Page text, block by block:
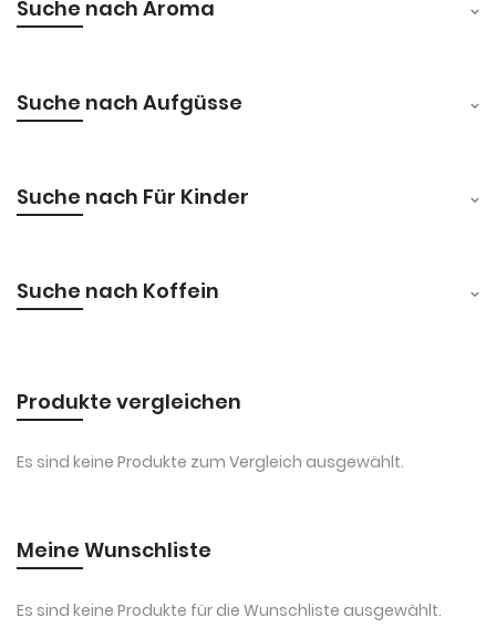
Suche nach Aroma
Suche nach Aufgüsse
Suche nach Für Kinder
Suche nach Koffein
Produkte vergleichen
Es sind keine Produkte zum Vergleich ausgewählt.
Meine Wunschliste
Es sind keine Produkte für die Wunschliste ausgewählt.